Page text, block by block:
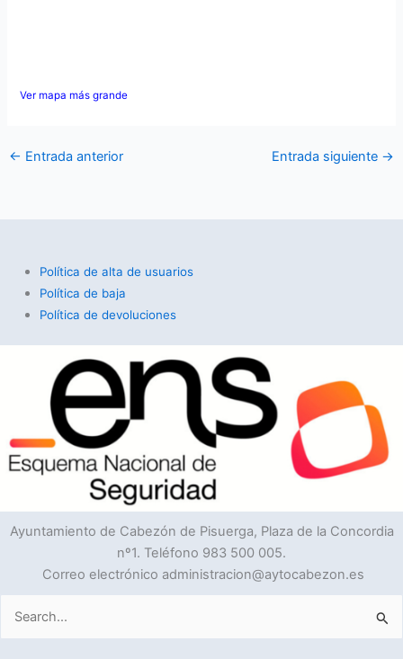
Ver mapa más grande
← Entrada anterior Entrada siguiente →
Política de alta de usuarios
Política de baja
Política de devoluciones
Ayuntamiento de Cabezón de Pisuerga, Plaza de la Concordia
nº1. Teléfono 983 500 005.
Correo electrónico administracion@aytocabezon.es
Buscar
por: